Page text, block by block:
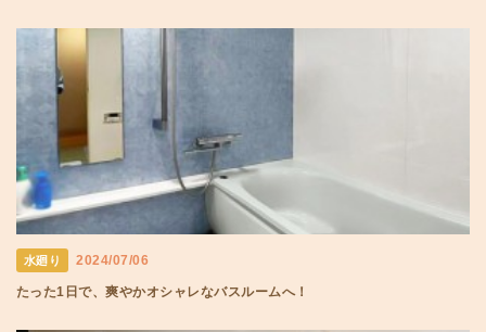
水廻り 2024/07/06
たった1日で、爽やかオシャレなバスルームへ！